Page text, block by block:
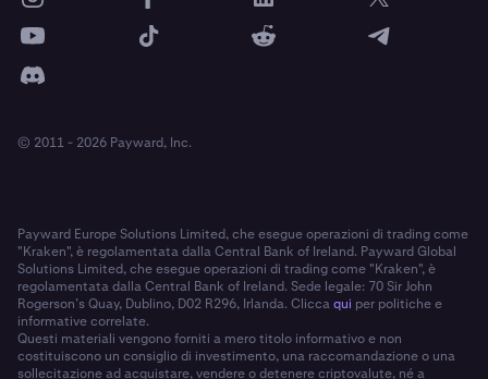
© 2011 - 2026 Payward, Inc.
Payward Europe Solutions Limited, che esegue operazioni di trading come
"Kraken", è regolamentata dalla Central Bank of Ireland. Payward Global
Solutions Limited, che esegue operazioni di trading come "Kraken", è
regolamentata dalla Central Bank of Ireland. Sede legale: 70 Sir John
Rogerson’s Quay, Dublino, D02 R296, Irlanda. Cliccaqui per politiche e
informative correlate.
Questi materiali vengono forniti a mero titolo informativo e non
costituiscono un consiglio di investimento, una raccomandazione o una
sollecitazione ad acquistare, vendere o detenere criptovalute, né a